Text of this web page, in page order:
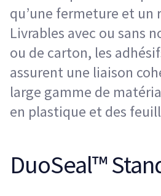
qu’une fermeture et un
Livrables avec ou sans
ou de carton, les
assurent une liaison
large gamme de
en plastique et des
DuoSeal™